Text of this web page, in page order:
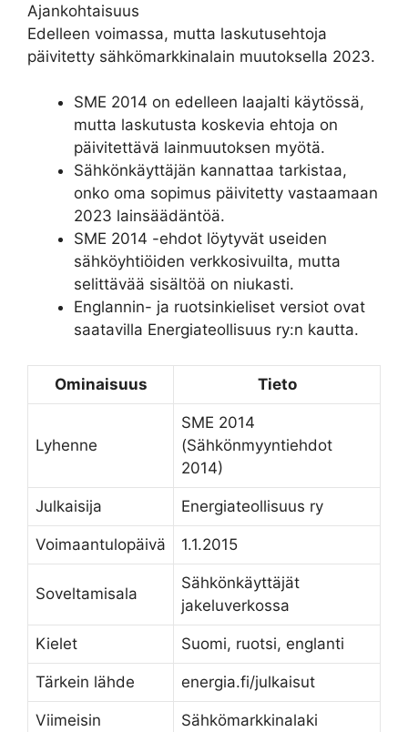
Ajankohtaisuus
Edelleen voimassa, mutta laskutusehtoja
päivitetty sähkömarkkinalain muutoksella 2023.
SME 2014 on edelleen laajalti käytössä,
mutta laskutusta koskevia ehtoja on
päivitettävä lainmuutoksen myötä.
Sähkönkäyttäjän kannattaa tarkistaa,
onko oma sopimus päivitetty vastaamaan
2023 lainsäädäntöä.
SME 2014 -ehdot löytyvät useiden
sähköyhtiöiden verkkosivuilta, mutta
selittävää sisältöä on niukasti.
Englannin- ja ruotsinkieliset versiot ovat
saatavilla Energiateollisuus ry:n kautta.
Ominaisuus Tieto
Lyhenne
SME 2014
(Sähkönmyyntiehdot
2014)
Julkaisija Energiateollisuus ry
Voimaantulopäivä 1.1.2015
Soveltamisala
Sähkönkäyttäjät
jakeluverkossa
Kielet Suomi, ruotsi, englanti
Tärkein lähde energia.fi/julkaisut
Viimeisin
Sähkömarkkinalaki